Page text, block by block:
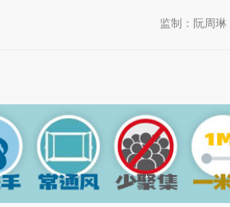
监制：阮周琳